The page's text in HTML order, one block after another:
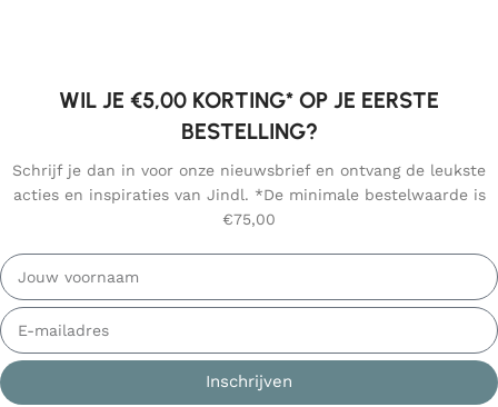
WIL JE €5,00 KORTING* OP JE EERSTE
BESTELLING?
Schrijf je dan in voor onze nieuwsbrief en ontvang de leukste
acties en inspiraties van Jindl. *De minimale bestelwaarde is
€75,00
Inschrijven